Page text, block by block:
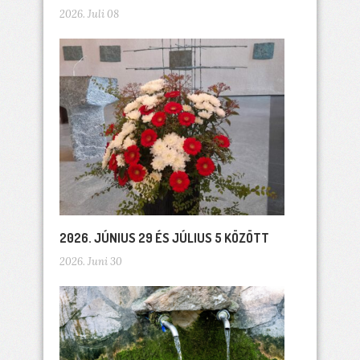
2026. Juli 08
2026. JÚNIUS 29 ÉS JÚLIUS 5 KÖZÖTT
2026. Juni 30